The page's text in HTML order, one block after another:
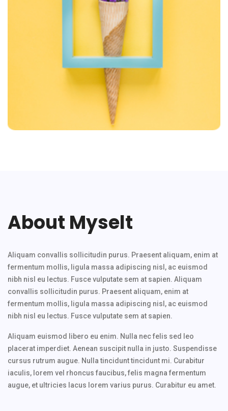
About Myselt
Aliquam convallis sollicitudin purus. Praesent aliquam, enim at
fermentum mollis, ligula massa adipiscing nisl, ac euismod
nibh nisl eu lectus. Fusce vulputate sem at sapien. Aliquam
convallis sollicitudin purus. Praesent aliquam, enim at
fermentum mollis, ligula massa adipiscing nisl, ac euismod
nibh nisl eu lectus. Fusce vulputate sem at sapien.
Aliquam euismod libero eu enim. Nulla nec felis sed leo
placerat imperdiet. Aenean suscipit nulla in justo. Suspendisse
cursus rutrum augue. Nulla tincidunt tincidunt mi. Curabitur
iaculis, lorem vel rhoncus faucibus, felis magna fermentum
augue, et ultricies lacus lorem varius purus. Curabitur eu amet.